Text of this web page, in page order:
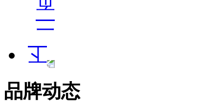
品牌动态